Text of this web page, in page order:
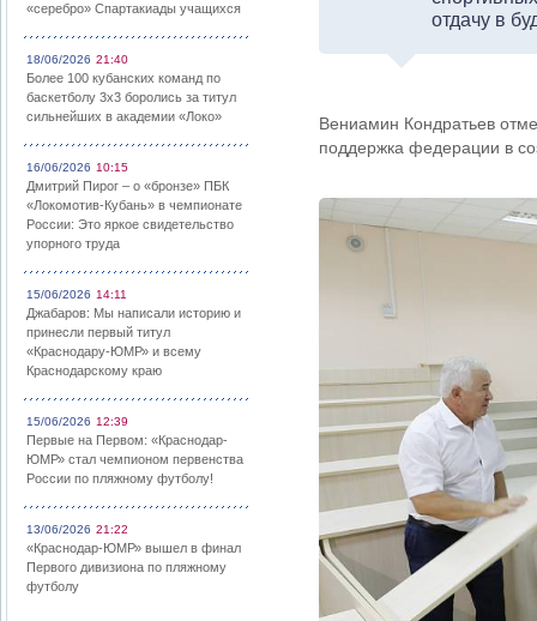
«серебро» Спартакиады учащихся
18/06/2026 21:40
Более 100 кубанских команд по
баскетболу 3х3 боролись за титул
сильнейших в академии «Локо»
16/06/2026 10:15
Дмитрий Пирог – о «бронзе» ПБК
«Локомотив-Кубань» в чемпионате
России: Это яркое свидетельство
упорного труда
15/06/2026 14:11
Джабаров: Мы написали историю и
принесли первый титул
«Краснодару-ЮМР» и всему
Краснодарскому краю
15/06/2026 12:39
Первые на Первом: «Краснодар-
ЮМР» стал чемпионом первенства
России по пляжному футболу!
13/06/2026 21:22
«Краснодар-ЮМР» вышел в финал
Первого дивизиона по пляжному
футболу
отдачу в
Вениамин Кондратьев
поддержка федерации в